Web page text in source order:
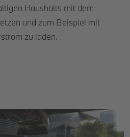
Haushalts mit dem
und zum Beispiel mit
zu laden.